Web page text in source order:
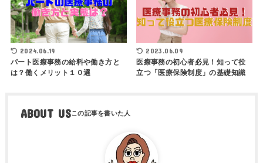
2024.06.19
パート医療事務の給料や働き方と
は？働くメリット１０選
2023.06.09
医療事務の初心者必見！知って役
立つ「医療保険制度」の基礎知識
ABOUT US